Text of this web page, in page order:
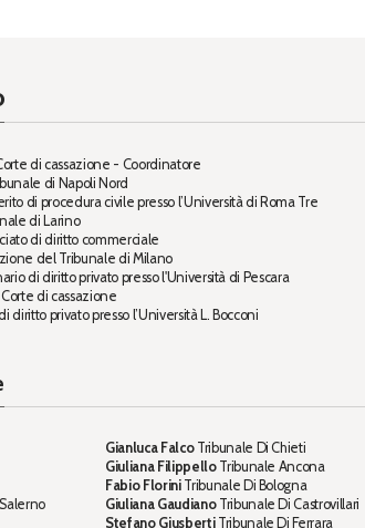
di cassazione - Coordinatore
di Napoli Nord
di procedura civile presso l’Università di Roma Tre
di Larino
di diritto commerciale
del Tribunale di Milano
di diritto privato presso l'Università di Pescara
di cassazione
diritto privato presso l’Università L. Bocconi
Gianluca FalcoTribunale Di Chieti
Giuliana FilippelloTribunale Ancona
Fabio FloriniTribunale Di Bologna
Giuliana GaudianoTribunale Di Castrovillari
Stefano GiusbertiTribunale Di Ferrara